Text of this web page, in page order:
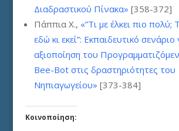
Διαδραστικού Πίνακα» [358-372]
Πάππια Χ., «”Τι με έλκει πιο πολύ;
εδώ κι εκεί”: Εκπαιδευτικό σενάριο
αξιοποίηση του
Bee-Bot στις δραστηριότητες του
Νηπιαγωγείου» [373-384]
Κοινοποίηση: